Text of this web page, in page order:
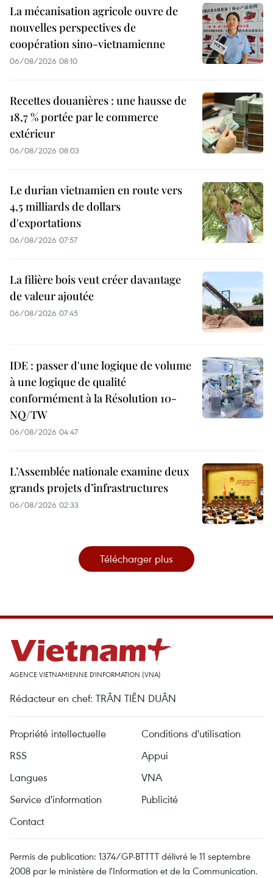
La mécanisation agricole ouvre de
nouvelles perspectives de
coopération sino-vietnamienne
06/08/2026 08:10
Recettes douanières : une hausse de
18,7 % portée par le commerce
extérieur
06/08/2026 08:03
Le durian vietnamien en route vers
4,5 milliards de dollars
d'exportations
06/08/2026 07:57
La filière bois veut créer davantage
de valeur ajoutée
06/08/2026 07:45
IDE : passer d'une logique de volume
à une logique de qualité
conformément à la Résolution 10-
NQ/TW
06/08/2026 04:47
L’Assemblée nationale examine deux
grands projets d’infrastructures
06/08/2026 02:33
Télécharger plus
AGENCE VIETNAMIENNE D'INFORMATION (VNA)
Rédacteur en chef: TRÂN TIÊN DUÂN
Propriété intellectuelle
Conditions d'utilisation
RSS
Appui
Langues
VNA
Service d'information
Publicité
Contact
Permis de publication: 1374/GP-BTTTT délivré le 11 septembre
2008 par le ministère de l'Information et de la Communication.